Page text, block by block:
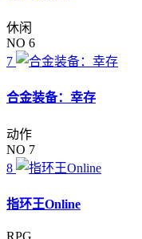
休闲
NO 6
7
合金装备：幸存
动作
NO 7
8
指环王Online
RPG